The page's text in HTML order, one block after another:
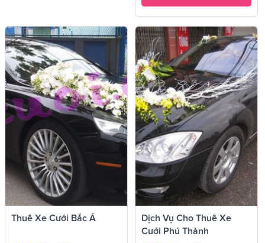
Thuê Xe Cưới Bắc Á
Dịch Vụ Cho Thuê Xe
Cưới Phú Thành